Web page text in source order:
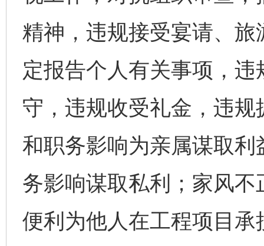
精神，违规接受宴请、
定报告个人有关事项，
守，违规收受礼金，违
和职务影响为亲属谋取
务影响谋取私利；家风
便利为他人在工程项目